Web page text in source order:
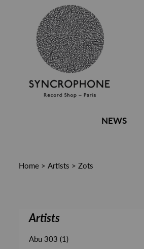
NEWS
Home > Artists > Zots
Artists
Abu 303 (1)